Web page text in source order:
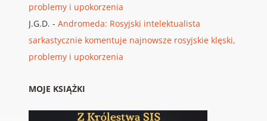
problemy i upokorzenia
J.G.D. - Andromeda: Rosyjski intelektualista
sarkastycznie komentuje najnowsze rosyjskie klęski,
problemy i upokorzenia
MOJE KSIĄŻKI